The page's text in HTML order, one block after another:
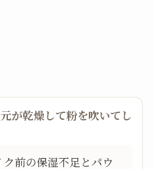
が乾燥して粉を吹いてし
前の保湿不足とパウ